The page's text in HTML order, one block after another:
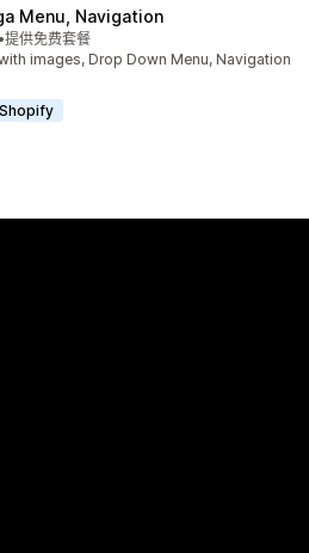
Menu, Navigation
星）
论
•提供免费套餐
images, Drop Down Menu, Navigation